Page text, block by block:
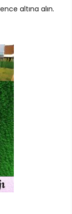
altına alın.